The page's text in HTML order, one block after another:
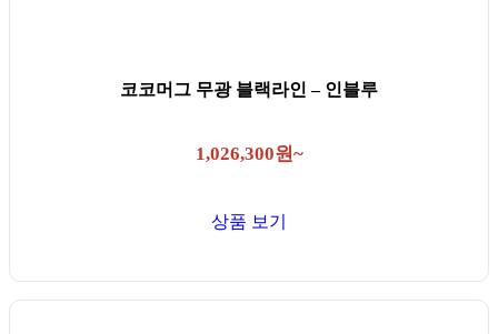
코코머그 무광 블랙라인 – 인블루
1,026,300원~
상품 보기